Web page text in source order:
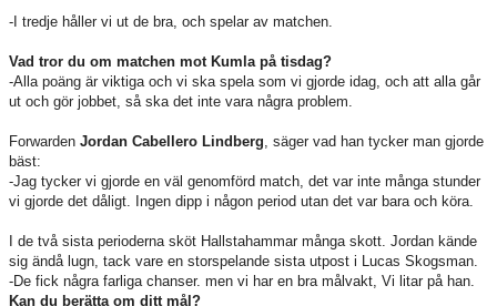
-I tredje håller vi ut de bra, och spelar av matchen.
Vad tror du om matchen mot Kumla på tisdag?
-Alla poäng är viktiga och vi ska spela som vi gjorde idag, och att alla går
ut och gör jobbet, så ska det inte vara några problem.
Forwarden Jordan Cabellero Lindberg , säger vad han tycker man gjorde
bäst:
-Jag tycker vi gjorde en väl genomförd match, det var inte många stunder
vi gjorde det dåligt. Ingen dipp i någon period utan det var bara och köra.
I de två sista perioderna sköt Hallstahammar många skott. Jordan kände
sig ändå lugn, tack vare en storspelande sista utpost i Lucas Skogsman.
-De fick några farliga chanser. men vi har en bra målvakt, Vi litar på han.
Kan du berätta om ditt mål?